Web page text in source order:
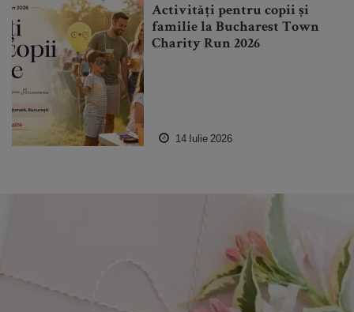
Activități pentru copii și
familie la Bucharest Town
Charity Run 2026
14 Iulie 2026